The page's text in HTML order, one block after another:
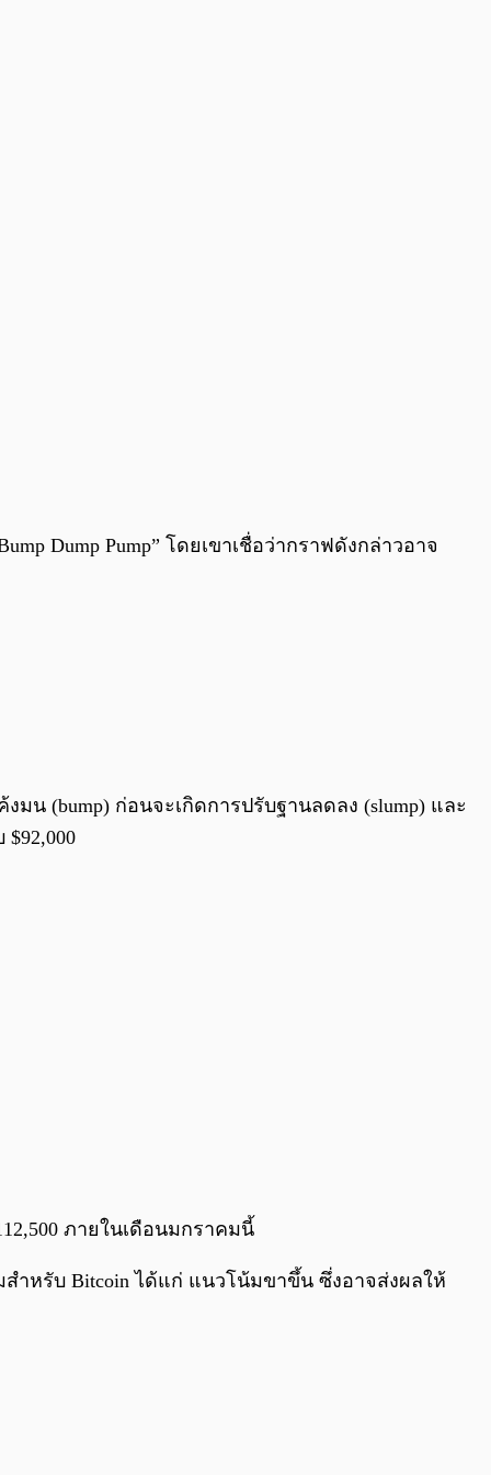
0:00 /
Dump Pump” โดยเขาเชื่อว่ากราฟดังกล่าวอาจ
น (bump) ก่อนจะเกิดการปรับฐานลดลง (slump) และ
ภายในเดือนมกราคมนี้
สำหรับ Bitcoin ได้แก่ แนวโน้มขาขึ้น ซึ่งอาจส่งผลให้